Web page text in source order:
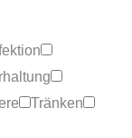
Tränken